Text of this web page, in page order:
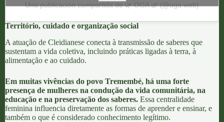
Una publicación compartida de 🌿 OGA 🌿 (@oga.web)
Território, cuidado e organização social
A atuação de Cleidianese conecta à transmissão de saberes que
sustentam a vida coletiva, incluindo práticas ligadas à terra, à
alimentação e ao cuidado.
Em muitas vivências do povo Tremembé, há uma forte
presença de mulheres na condução da vida comunitária, na
educação e na preservação dos saberes. Essa centralidade
feminina influencia diretamente as formas de aprender e ensinar, e
também o que é considerado conhecimento legítimo.